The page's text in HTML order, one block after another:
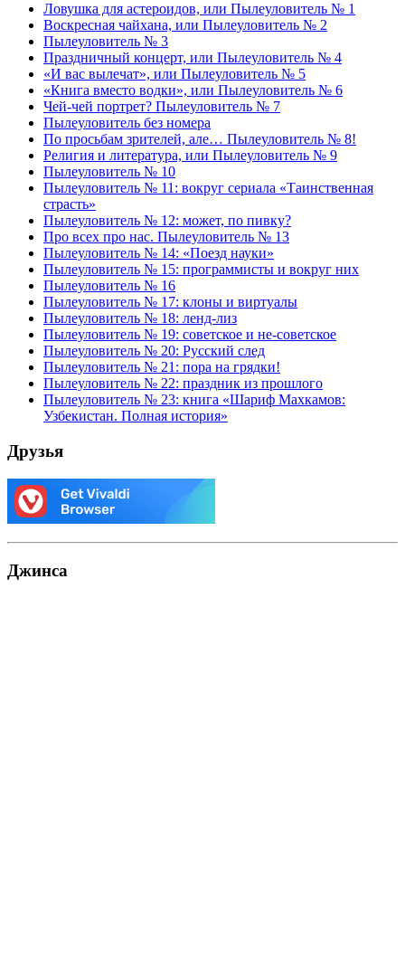
Ловушка для астероидов, или Пылеуловитель № 1
Воскресная чайхана, или Пылеуловитель № 2
Пылеуловитель № 3
Праздничный концерт, или Пылеуловитель № 4
«И вас вылечат», или Пылеуловитель № 5
«Книга вместо водки», или Пылеуловитель № 6
Чей-чей портрет? Пылеуловитель № 7
Пылеуловитель без номера
По просьбам зрителей, але… Пылеуловитель № 8!
Религия и литература, или Пылеуловитель № 9
Пылеуловитель № 10
Пылеуловитель № 11: вокруг сериала «Таинственная
страсть»
Пылеуловитель № 12: может, по пивку?
Про всех про нас. Пылеуловитель № 13
Пылеуловитель № 14: «Поезд науки»
Пылеуловитель № 15: программисты и вокруг них
Пылеуловитель № 16
Пылеуловитель № 17: клоны и виртуалы
Пылеуловитель № 18: ленд-лиз
Пылеуловитель № 19: советское и не-советское
Пылеуловитель № 20: Русский след
Пылеуловитель № 21: пора на грядки!
Пылеуловитель № 22: праздник из прошлого
Пылеуловитель № 23: книга «Шариф Махкамов:
Узбекистан. Полная история»
Друзья
Джинса